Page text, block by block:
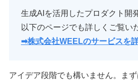
生成AIを活用したプロダクト開
以下のページでも詳しくご覧い
➡︎株式会社WEELのサービスを詳
アイデア段階でも構いません。ま